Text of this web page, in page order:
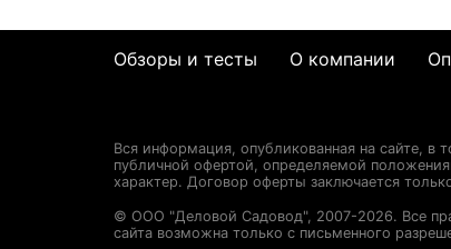
Обзоры и тесты О компании
Вся информация, опубликованная на сайте, в
публичной офертой, определяемой
характер. Договор оферты заключается
© ООО "Деловой Садовод", 2007-2026. Все
сайта возможна только с письменного